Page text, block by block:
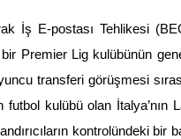
E-postası Tehlikesi (BEC)
Premier Lig kulübünün
transferi görüşmesi
kulübü olan İtalya’nın
kontrolündeki bir